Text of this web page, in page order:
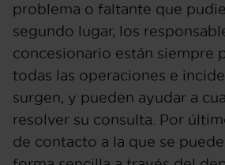
problema o faltante que
segundo lugar, los
concesionario están siempre
todas las operaciones e
surgen, y pueden ayudar a
resolver su consulta. Por
de contacto a la que se